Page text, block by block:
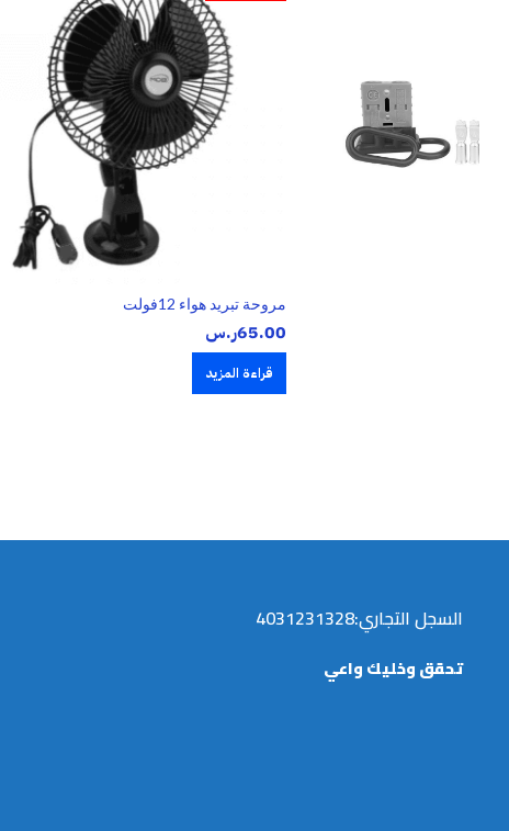
مروحة تبريد هواء 12فولت
65.00ر.س
قراءة المزيد
السجل التجاري:4031231328
تحقق وخليك واعي